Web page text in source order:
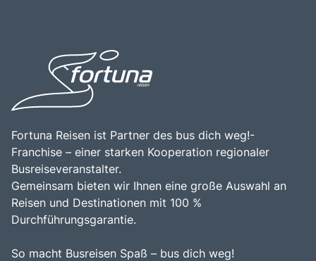
macht Straßburg zu einem unverzichtbaren Ziel für
Reisende.
Colmar und Mulhouse. Die Kombination aus kulturellem
Erbe, architektonischer Schönheit und der Möglichkeit, die
europäische Lebensart zu genießen, macht Straßburg zu
einem unverzichtbaren Ziel für Reisende, die die Vielfalt
Fortuna Reisen ist Partner des bus dich weg!-
Franchise – einer starken Kooperation regionaler
Busreiseveranstalter.
Gemeinsam bieten wir Ihnen eine große Auswahl an
Reisen und Destinationen mit 100 %
Durchführungsgarantie.
So macht Busreisen Spaß – bus dich weg!